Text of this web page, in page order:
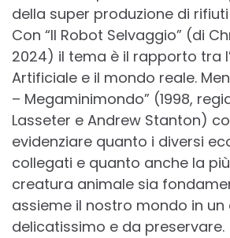
della super produzione di
Con “Il Robot Selvaggio” (di
2024) il tema è il rapporto tra
Artificiale e il mondo reale.
– Megaminimondo” (1998,
Lasseter e Andrew Stanton)
evidenziare quanto i diversi
collegati e quanto anche la
creatura animale sia
assieme il nostro mondo in un
delicatissimo e da preservare.